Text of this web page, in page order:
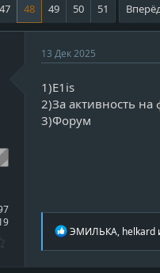
о
с
м
47 48 49 50 51
13 Дек 2025
1)E1is
2)За активность на
3)Форум
Р
а
ЭМИЛЬКА, helkard